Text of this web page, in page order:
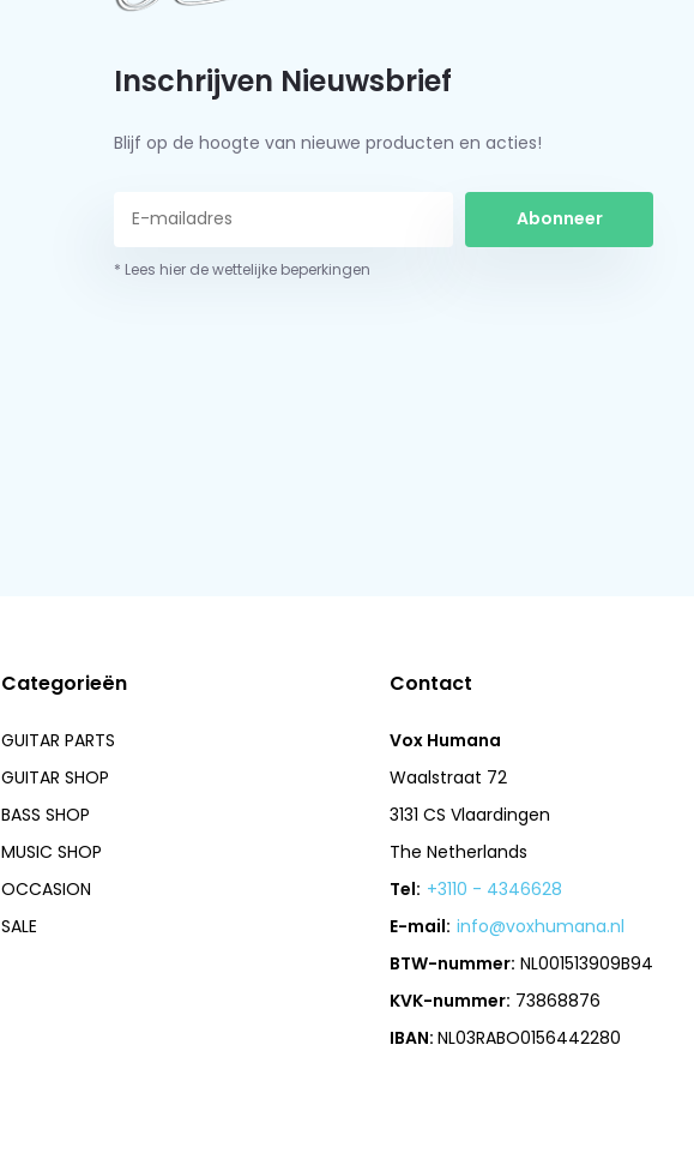
Inschrijven Nieuwsbrief
Blijf op de hoogte van nieuwe producten en acties!
Abonneer
* Lees hier de wettelijke beperkingen
Categorieën
GUITAR PARTS
GUITAR SHOP
BASS SHOP
MUSIC SHOP
OCCASION
SALE
Contact
Vox Humana
Waalstraat 72
3131 CS Vlaardingen
The Netherlands
Tel: +3110 - 4346628
E-mail: info@voxhumana.nl
BTW-nummer: NL001513909B94
KVK-nummer: 73868876
IBAN:NL03RABO0156442280